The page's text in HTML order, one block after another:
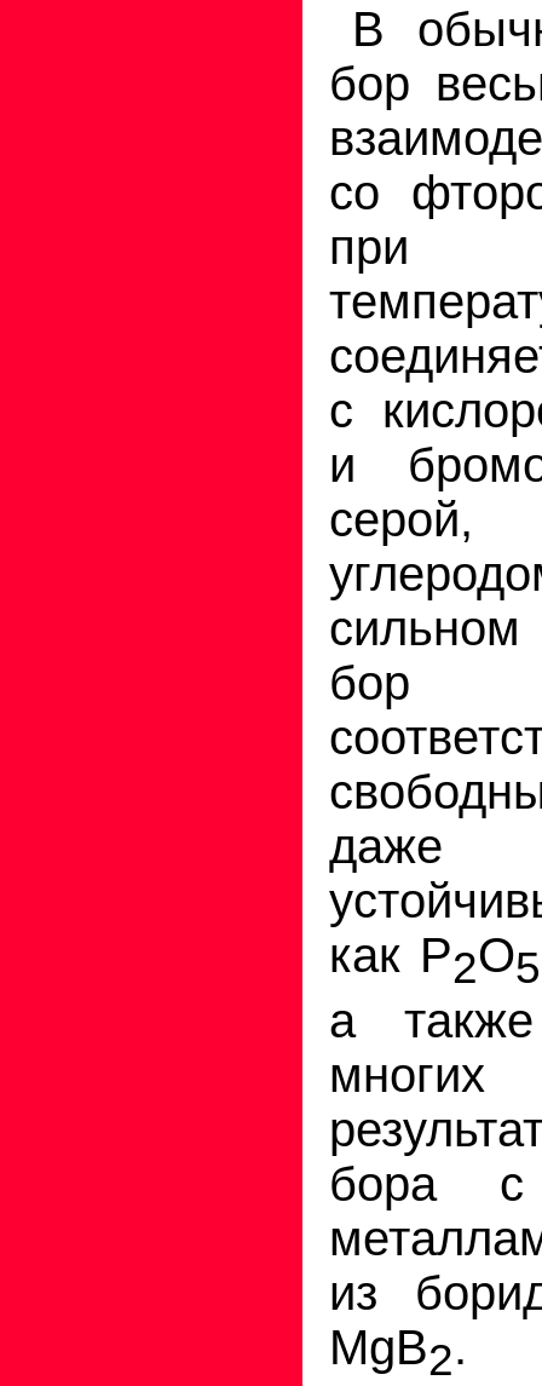
В
бор
со
при
с
и
сильном
бор
даже
как Р2О5
а
многих
бора с
из
MgB2.